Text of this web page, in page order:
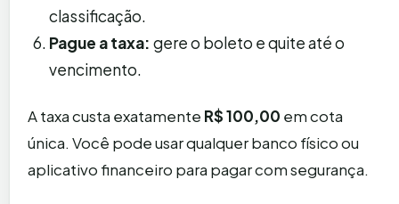
classificação.
Pague a taxa: gere o boleto e quite até o
vencimento.
A taxa custa exatamente R$ 100,00 em cota
única. Você pode usar qualquer banco físico ou
aplicativo financeiro para pagar com segurança.